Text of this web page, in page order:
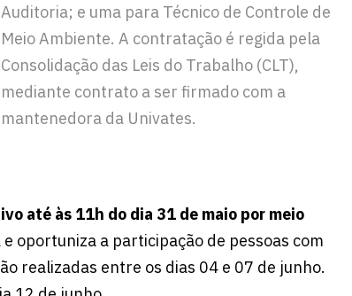
Auditoria; e uma para Técnico de Controle de
Meio Ambiente. A contratação é regida pela
Consolidação das Leis do Trabalho (CLT),
mediante contrato a ser firmado com a
mantenedora da Univates.
até às 11h do dia 31 de maio por meio
oportuniza a participação de pessoas com
realizadas entre os dias 04 e 07 de junho.